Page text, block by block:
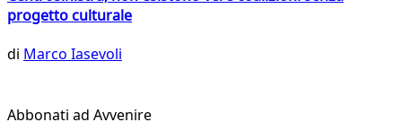
progetto culturale
di Marco Iasevoli
Abbonati ad Avvenire